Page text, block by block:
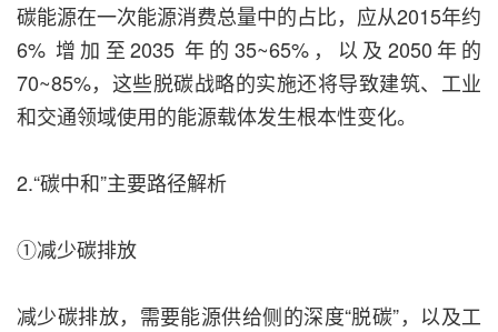
碳能源在一次能源消费总量中的占比，应从2015年约
6% 增加至2035 年的35~65%，以及2050年的
70~85%，这些脱碳战略的实施还将导致建筑、工业
和交通领域使用的能源载体发生根本性变化。
2.“碳中和”主要路径解析
①减少碳排放
减少碳排放，需要能源供给侧的深度“脱碳”，以及工